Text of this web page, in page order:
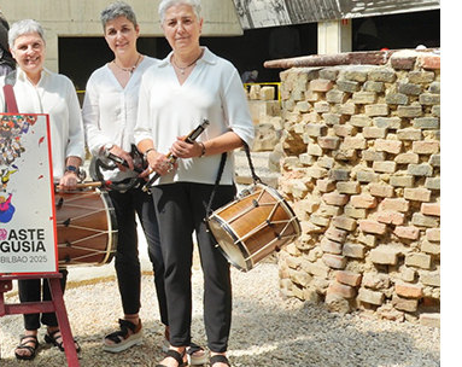
SOINUGELA: Paul McCartney eta
Ringo Starr-en lan berriak
2026/07/03